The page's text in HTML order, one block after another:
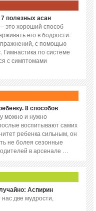
7 полезных асан
это хороший способ
его в бодрости.
с помощью
Гимнастика по системе
с симптомами
8 способов
можно и нужно
воспитывают самих
ребенка сильным, он
не болея сезонные
в арсенале …
Аспирин
две мудрости,